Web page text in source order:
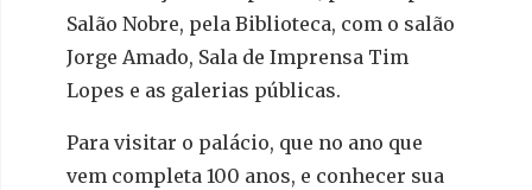
Salão Nobre, pela Biblioteca, com o salão
Jorge Amado, Sala de Imprensa Tim
Lopes e as galerias públicas.
Para visitar o palácio, que no ano que
vem completa 100 anos, e conhecer sua